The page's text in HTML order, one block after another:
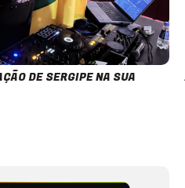
DE SERGIPE NA SUA